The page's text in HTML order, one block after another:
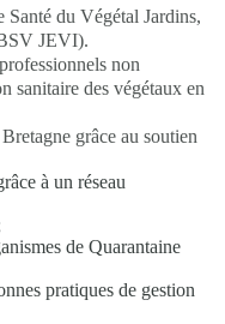
du Végétal Jardins,
JEVI).
non
sanitaire des végétaux en
grâce au soutien
à un réseau
de Quarantaine
pratiques de gestion